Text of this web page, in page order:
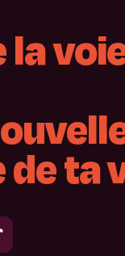
la
deta